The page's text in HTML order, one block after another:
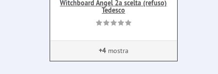
Witchboard Angel 2a scelta (refuso)
Tedesco
+4mostra